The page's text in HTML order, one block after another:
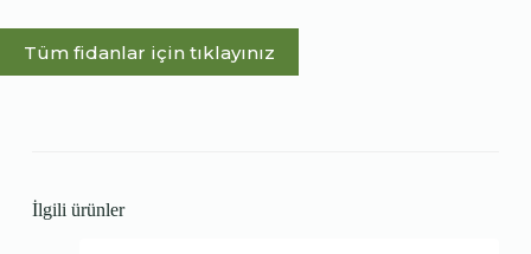
Tüm fidanlar için tıklayınız
İlgili ürünler